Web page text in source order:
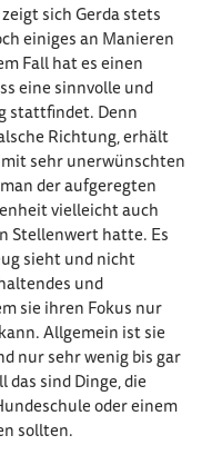
sich Gerda stets
einiges an Manieren
Fall hat es einen
eine sinnvolle und
stattfindet. Denn
Richtung, erhält
sehr unerwünschten
der aufgeregten
vielleicht auch
Stellenwert hatte. Es
sieht und nicht
und
sie ihren Fokus nur
Allgemein ist sie
nur sehr wenig bis gar
sind Dinge, die
oder einem
sollten.